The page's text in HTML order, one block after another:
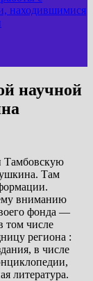
находившимися
научной
Тамбовскую
Там
вниманию
фонда —
том числе
региона :
в числе
литература.